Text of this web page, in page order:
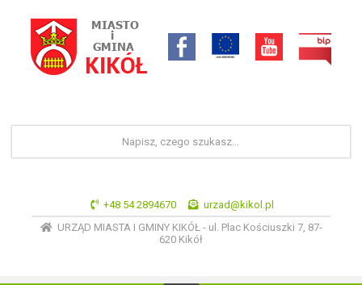
+48 54 2894670
urzad@kikol.pl
URZĄD MIASTA I GMINY KIKÓŁ - ul. Plac Kościuszki 7, 87-
620 Kikół